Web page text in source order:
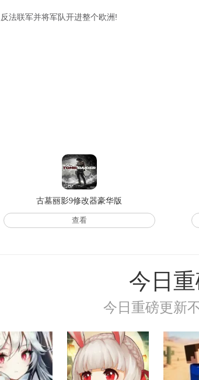
法联军并将军队开进整个欧洲!
古墓丽影9修改器豪华版
查看
今日
今日重磅更新